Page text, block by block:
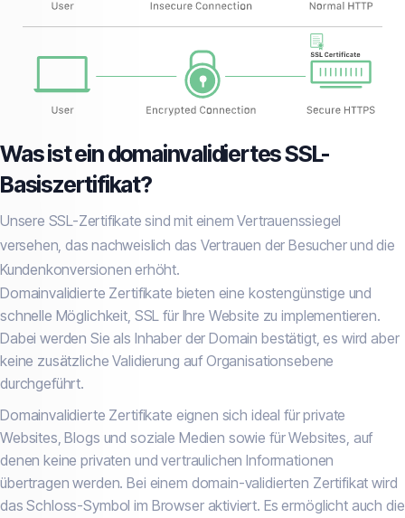
Was ist ein domainvalidiertes SSL-
Basiszertifikat?
Unsere SSL-Zertifikate sind mit einem Vertrauenssiegel
versehen, das nachweislich das Vertrauen der Besucher und die
Kundenkonversionen erhöht.
Domainvalidierte Zertifikate bieten eine kostengünstige und
schnelle Möglichkeit, SSL für Ihre Website zu implementieren.
Dabei werden Sie als Inhaber der Domain bestätigt, es wird aber
keine zusätzliche Validierung auf Organisationsebene
durchgeführt.
Domainvalidierte Zertifikate eignen sich ideal für private
Websites, Blogs und soziale Medien sowie für Websites, auf
denen keine privaten und vertraulichen Informationen
übertragen werden. Bei einem domain-validierten Zertifikat wird
das Schloss-Symbol im Browser aktiviert. Es ermöglicht auch die